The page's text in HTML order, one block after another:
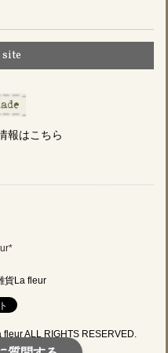
報はこちら
貨La fleur
ALL RIGHTS RESERVED.